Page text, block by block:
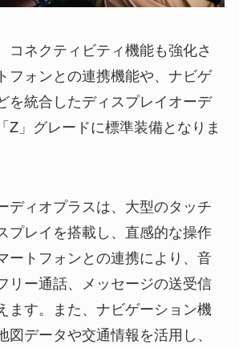
コネクティビティ機能も強化さ
フォンとの連携機能や、ナビゲ
を統合したディスプレイオーデ
Z」グレードに標準装備となりま
ディオプラスは、大型のタッチ
プレイを搭載し、直感的な操作
ートフォンとの連携により、音
リー通話、メッセージの送受信
ます。また、ナビゲーション機
データや交通情報を活用し、